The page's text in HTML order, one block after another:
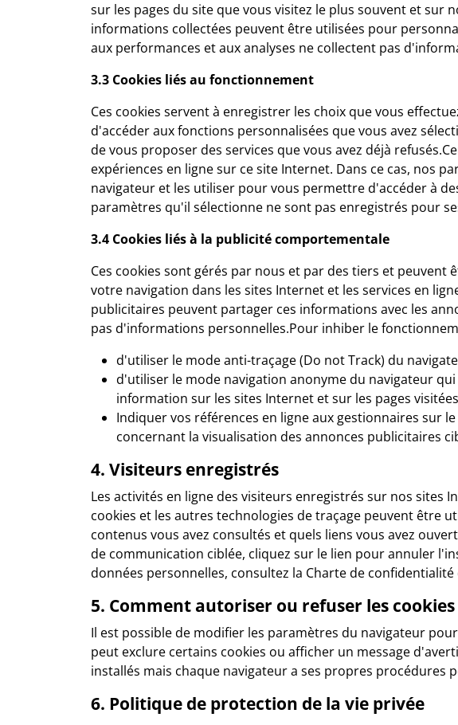
sur les pages du site que vous visitez le plus souvent et sur
informations collectées peuvent être utilisées pour
aux performances et aux analyses ne collectent pas
3.3 Cookies liés au fonctionnement
Ces cookies servent à enregistrer les choix que vous
d'accéder aux fonctions personnalisées que vous avez
de vous proposer des services que vous avez déjà
expériences en ligne sur ce site Internet. Dans ce cas, nos
navigateur et les utiliser pour vous permettre d'accéder à
paramètres qu'il sélectionne ne sont pas enregistrés pour
3.4 Cookies liés à la publicité comportementale
Ces cookies sont gérés par nous et par des tiers et
votre navigation dans les sites Internet et les services en
publicitaires peuvent partager ces informations avec les
pas d'informations personnelles.Pour inhiber le
d'utiliser le mode anti-traçage (Do not Track) du
d'utiliser le mode navigation anonyme du navigateur
information sur les sites Internet et sur les pages
Indiquer vos références en ligne aux gestionnaires sur
concernant la visualisation des annonces publicitaires
4. Visiteurs enregistrés
Les activités en ligne des visiteurs enregistrés sur nos sites
cookies et les autres technologies de traçage peuvent être
contenus vous avez consultés et quels liens vous avez
de communication ciblée, cliquez sur le lien pour annuler
données personnelles, consultez la Charte de confidentialité
5. Comment autoriser ou refuser les cookies
Il est possible de modifier les paramètres du navigateur
peut exclure certains cookies ou afficher un message
installés mais chaque navigateur a ses propres procédures
6. Politique de protection de la vie privée